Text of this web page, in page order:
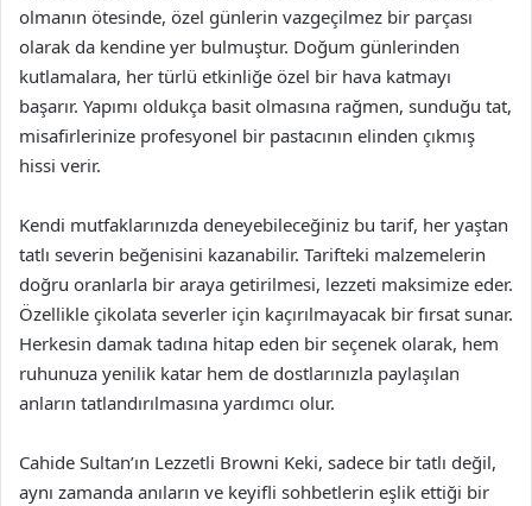
olmanın ötesinde, özel günlerin vazgeçilmez bir parçası
olarak da kendine yer bulmuştur. Doğum günlerinden
kutlamalara, her türlü etkinliğe özel bir hava katmayı
başarır. Yapımı oldukça basit olmasına rağmen, sunduğu tat,
misafirlerinize profesyonel bir pastacının elinden çıkmış
hissi verir.
Kendi mutfaklarınızda deneyebileceğiniz bu tarif, her yaştan
tatlı severin beğenisini kazanabilir. Tarifteki malzemelerin
doğru oranlarla bir araya getirilmesi, lezzeti maksimize eder.
Özellikle çikolata severler için kaçırılmayacak bir fırsat sunar.
Herkesin damak tadına hitap eden bir seçenek olarak, hem
ruhunuza yenilik katar hem de dostlarınızla paylaşılan
anların tatlandırılmasına yardımcı olur.
Cahide Sultan’ın Lezzetli Browni Keki, sadece bir tatlı değil,
aynı zamanda anıların ve keyifli sohbetlerin eşlik ettiği bir